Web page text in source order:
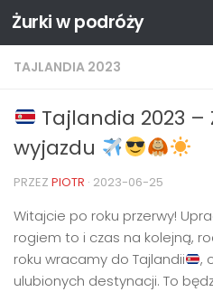
Przejdź do treści
Żurki w podróży
TAJLANDIA 2023
Tajlandia 2023 –
wyjazdu
PRZEZ PIOTR · 2023-06-25
Witajcie po roku przerwy!
rogiem to i czas na kolejną,
roku wracamy do Tajlandii
,
ulubionych destynacji. To